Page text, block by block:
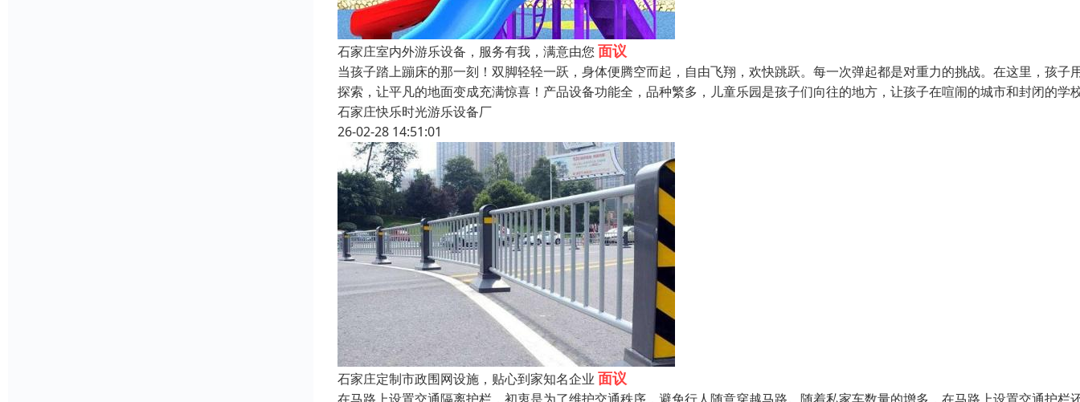
石家庄室内外游乐设备，服务有我，满意由您 面议
当孩子踏上蹦床的那一刻！双脚轻轻一跃，身体便腾空而起，自由飞翔，欢快跳跃。每一次弹起都是对重力的挑战。在这里，孩子
探索，让平凡的地面变成充满惊喜！产品设备功能全，品种繁多，儿童乐园是孩子们向往的地方，让孩子在喧闹的城市和封闭的学
石家庄快乐时光游乐设备厂
26-02-28 14:51:01
石家庄定制市政围网设施，贴心到家知名企业 面议